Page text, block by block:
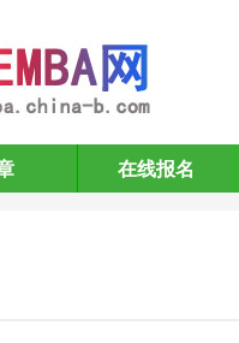
在线报名